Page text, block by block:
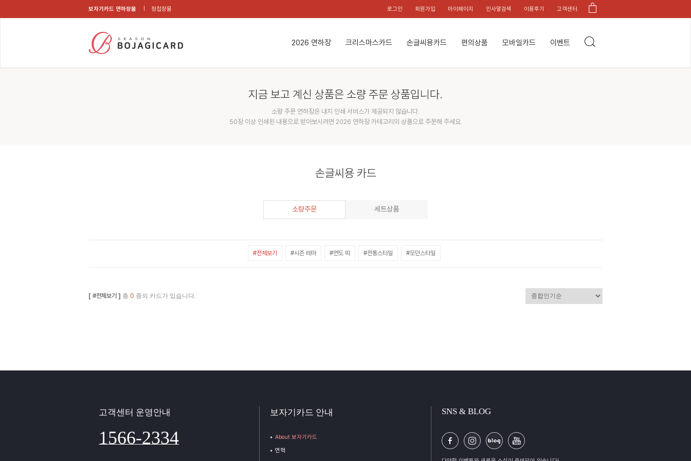
보자기카드 연하장몰 청첩장몰 로그인 회원가입 마이페이지 인사말검색 이용후기 고객센터
2026 연하장 크리스마스카드 손글씨용카드 편의상품 모바일카드 이벤트
지금 보고 계신 상품은 소량 주문 상품입니다.
소량 주문 연하장은 내지 인쇄 서비스가 제공되지 않습니다.
50장 이상 인쇄된 내용으로 받아보시려면 2026 연하장 카테고리의 상품으로 주문해 주세요.
손글씨용 카드
소량주문 세트상품
#전체보기 #시즌 테마 #연도 띠 #전통스타일 #모던스타일
[ #전체보기 ] 총 0 종의 카드가 있습니다.
고객센터 운영안내
1566-2334
보자기카드 안내
About 보자기카드
연혁
SNS & BLOG